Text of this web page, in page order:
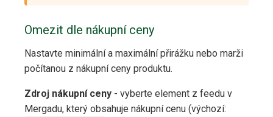
Omezit dle nákupní ceny
Nastavte minimální a maximální přirážku nebo marži
počítanou z nákupní ceny produktu.
Zdroj nákupní ceny - vyberte element z feedu v
Mergadu, který obsahuje nákupní cenu (výchozí: